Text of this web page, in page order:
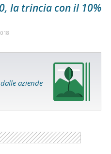
la trincia con il 10%
aziende